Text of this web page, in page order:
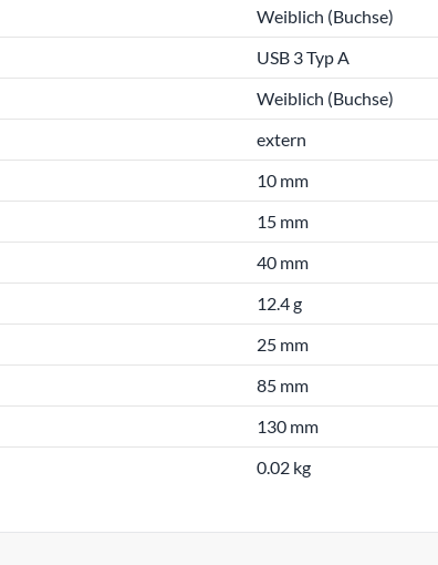
Weiblich (Buchse)
USB 3 Typ A
Weiblich (Buchse)
extern
10 mm
15 mm
40 mm
12.4 g
25 mm
85 mm
130 mm
0.02 kg